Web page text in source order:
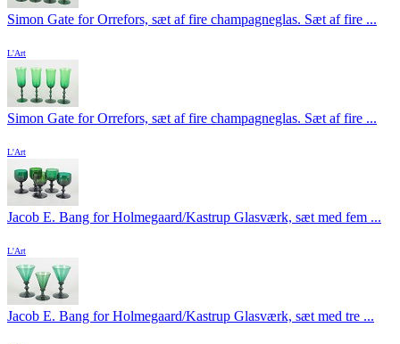
Simon Gate for Orrefors, sæt af fire champagneglas. Sæt af fire ...
L'Art
Simon Gate for Orrefors, sæt af fire champagneglas. Sæt af fire ...
L'Art
Jacob E. Bang for Holmegaard/Kastrup Glasværk, sæt med fem ...
L'Art
Jacob E. Bang for Holmegaard/Kastrup Glasværk, sæt med tre ...